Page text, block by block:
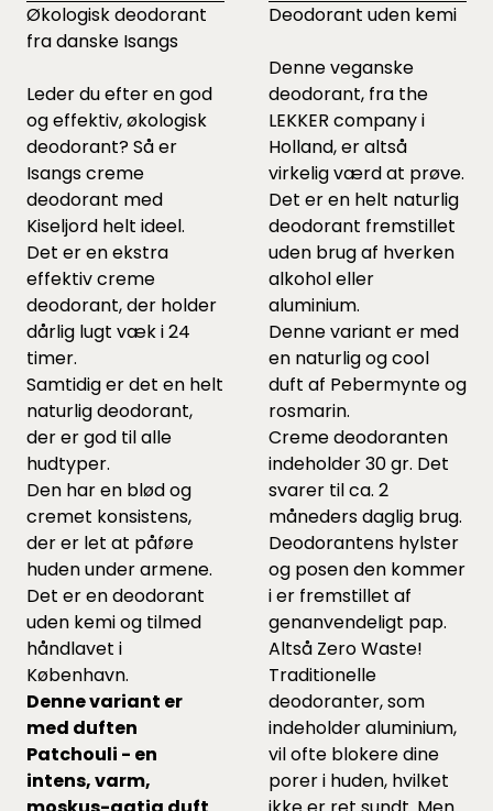
Økologisk deodorant
fra danske Isangs
Leder du efter en god
og effektiv, økologisk
deodorant? Så er
Isangs creme
deodorant med
Kiseljord helt ideel.
Det er en ekstra
effektiv creme
deodorant, der holder
dårlig lugt væk i 24
timer.
Samtidig er det en helt
naturlig deodorant,
der er god til alle
hudtyper.
Den har en blød og
cremet konsistens,
der er let at påføre
huden under armene.
Det er en deodorant
uden kemi og tilmed
håndlavet i
København.
Denne variant er
med duften
Patchouli - en
intens, varm,
Deodorant uden kemi
Denne veganske
deodorant, fra the
LEKKER company i
Holland, er altså
virkelig værd at prøve.
Det er en helt naturlig
deodorant fremstillet
uden brug af hverken
alkohol eller
aluminium.
Denne variant er med
en naturlig og cool
duft af Pebermynte og
rosmarin.
Creme deodoranten
indeholder 30 gr. Det
svarer til ca. 2
måneders daglig brug.
Deodorantens hylster
og posen den kommer
i er fremstillet af
genanvendeligt pap.
Altså Zero Waste!
Traditionelle
deodoranter, som
indeholder aluminium,
vil ofte blokere dine
porer i huden, hvilket